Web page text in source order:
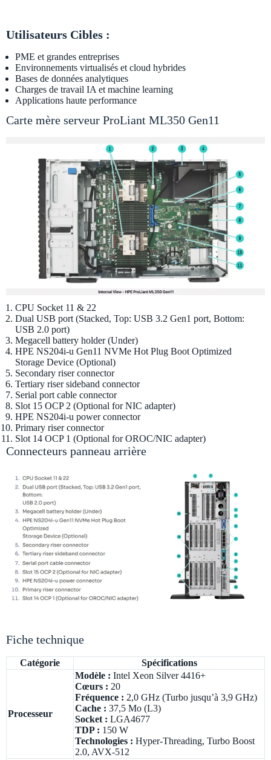
Utilisateurs Cibles :
PME et grandes entreprises
Environnements virtualisés et cloud hybrides
Bases de données analytiques
Charges de travail IA et machine learning
Applications haute performance
Carte mère serveur ProLiant ML350 Gen11
CPU Socket 11 & 22
Dual USB port (Stacked, Top: USB 3.2 Gen1 port, Bottom:
USB 2.0 port)
Megacell battery holder (Under)
HPE NS204i-u Gen11 NVMe Hot Plug Boot Optimized
Storage Device (Optional)
Secondary riser connector
Tertiary riser sideband connector
Serial port cable connector
Slot 15 OCP 2 (Optional for NIC adapter)
HPE NS204i-u power connector
Primary riser connector
Slot 14 OCP 1 (Optional for OROC/NIC adapter)
Connecteurs panneau arrière
Fiche technique
Catégorie Spécifications
Processeur
Modèle : Intel Xeon Silver 4416+
Cœurs : 20
Fréquence : 2,0 GHz (Turbo jusqu’à 3,9 GHz)
Cache : 37,5 Mo (L3)
Socket : LGA4677
TDP : 150 W
Technologies : Hyper-Threading, Turbo Boost
2.0, AVX-512